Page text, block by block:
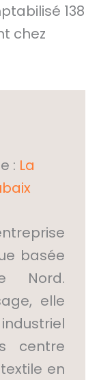
138
chez
: La
basée
Nord.
elle
centre
en